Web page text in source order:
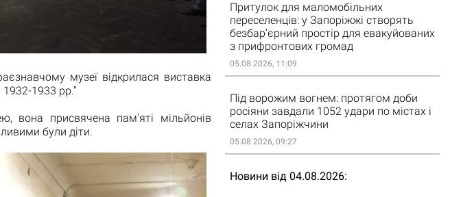
музеї відкрилася виставка
1932-1933 рр."
вона присвячена пам'яті мільйонів
були діти.
Притулок для маломобільних
переселенців: у Запоріжжі створять
безбар’єрний простір для евакуйованих
з прифронтових громад
05.08.2026, 11:09
Під ворожим вогнем: протягом доби
росіяни завдали 1052 удари по містах і
селах Запоріжчини
05.08.2026, 09:27
Новини від 04.08.2026